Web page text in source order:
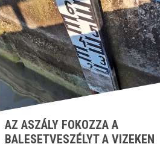
AZ ASZÁLY FOKOZZA A
BALESETVESZÉLYT A VIZEKEN